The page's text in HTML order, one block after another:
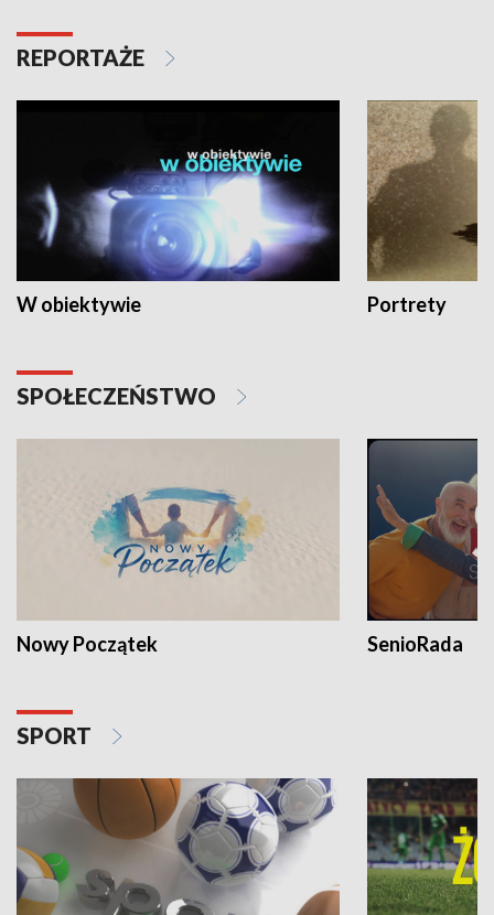
REPORTAŻE
W obiektywie Portrety
SPOŁECZEŃSTWO
Nowy Początek SenioRada
SPORT